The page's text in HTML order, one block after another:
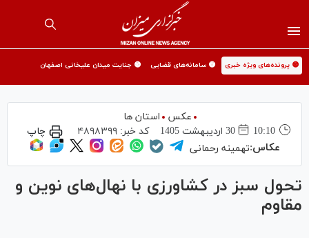
🟡 پرونده‌های ویژه خبری 🟡 سامانه‌های قضایی 🟡 جنایت میدان علیخانی اصفهان
عکس
استان ها
10:10
30 ارديبهشت 1405 کد خبر: ۴۸۹۸۳۹۹ چاپ
عکاس:تهمینه رحمانی
تحول سبز در کشاورزی با نهال‌های نوین و
مقاوم